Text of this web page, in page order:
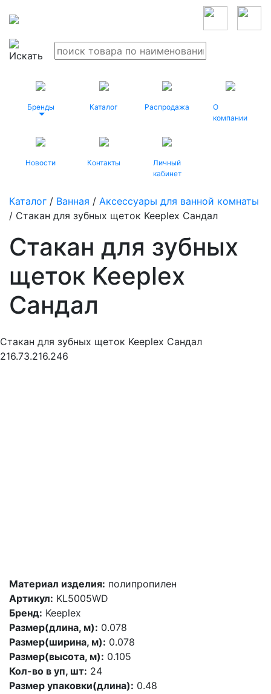
Бренды Каталог Распродажа
О
компании
Новости Контакты
Личный
кабинет
Каталог / Ванная / Аксессуары для ванной комнаты
/ Стакан для зубных щеток Keeplex Сандал
Стакан для зубных
щеток Keeplex
Сандал
Стакан для зубных щеток Keeplex Сандал
216.73.216.246
Материал изделия: полипропилен
Артикул: KL5005WD
Бренд: Keeplex
Размер(длина, м): 0.078
Размер(ширина, м): 0.078
Размер(высота, м): 0.105
Кол-во в уп, шт: 24
Размер упаковки(длина): 0.48